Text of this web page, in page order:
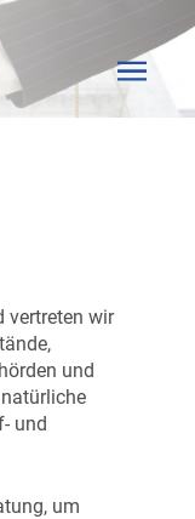
vertreten wir
und
und
um